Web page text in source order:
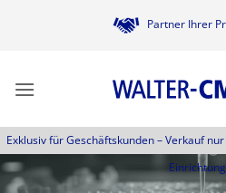
Partner Ihrer
Exklusiv für Geschäftskunden –Verkauf nur